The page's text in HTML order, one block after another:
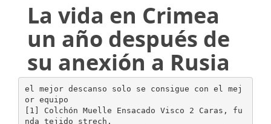
La vida en Crimea
un año después de
su anexión a Rusia
el mejor descanso solo se consigue con el mej
or equipo
[1] Colchón Muelle Ensacado Visco 2 Caras, fu
nda tejido strech,